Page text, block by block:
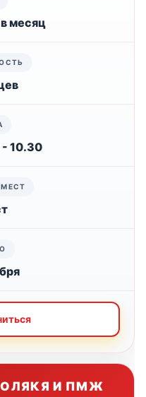
месяц
10.30
И ПМЖ